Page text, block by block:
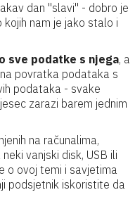
dan ''slavi'' - dobro je
nam je jako stalo i
sve podatke s njega, a
povratka podataka s
podataka - svake
zarazi barem jednim
na računalima,
vanjski disk, USB ili
o ovoj temi i savjetima
podsjetnik iskoristite da